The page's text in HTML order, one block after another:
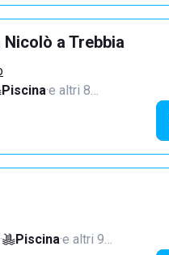
a Trebbia
Piscina·e altri 8…
· Piscina·e altri 9…